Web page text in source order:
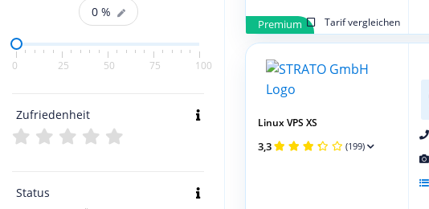
0 %
0 25 50 75 100
Zufriedenheit
Status
Premium Tarif vergleichen
Linux VPS XS
3,3 (199)